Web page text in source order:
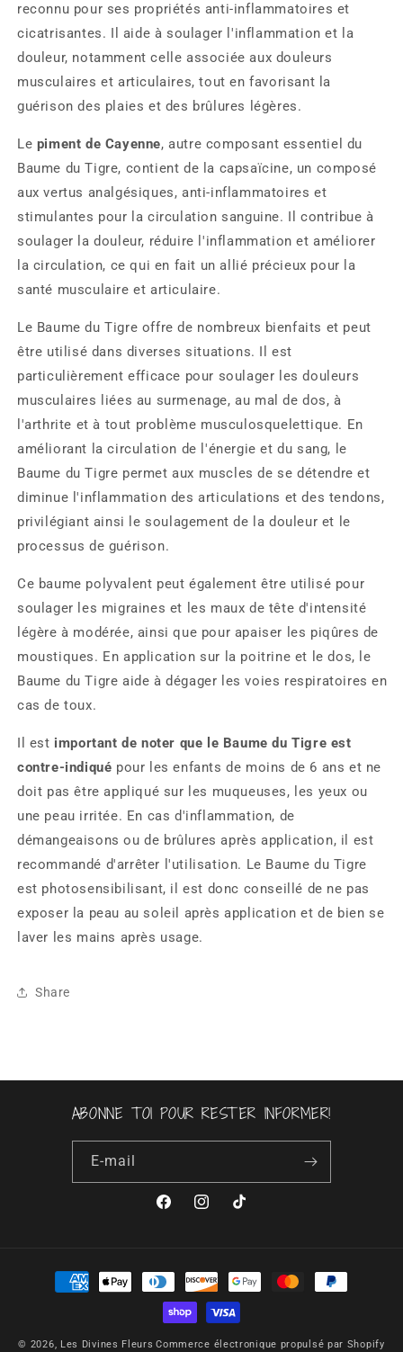
reconnu pour ses propriétés anti-inflammatoires et
cicatrisantes. Il aide à soulager l'inflammation et la
douleur, notamment celle associée aux douleurs
musculaires et articulaires, tout en favorisant la
guérison des plaies et des brûlures légères.
Le piment de Cayenne, autre composant essentiel du
Baume du Tigre, contient de la capsaïcine, un composé
aux vertus analgésiques, anti-inflammatoires et
stimulantes pour la circulation sanguine. Il contribue à
soulager la douleur, réduire l'inflammation et améliorer
la circulation, ce qui en fait un allié précieux pour la
santé musculaire et articulaire.
Le Baume du Tigre offre de nombreux bienfaits et peut
être utilisé dans diverses situations. Il est
particulièrement efficace pour soulager les douleurs
musculaires liées au surmenage, au mal de dos, à
l'arthrite et à tout problème musculosquelettique. En
améliorant la circulation de l'énergie et du sang, le
Baume du Tigre permet aux muscles de se détendre et
diminue l'inflammation des articulations et des tendons,
privilégiant ainsi le soulagement de la douleur et le
processus de guérison.
Ce baume polyvalent peut également être utilisé pour
soulager les migraines et les maux de tête d'intensité
légère à modérée, ainsi que pour apaiser les piqûres de
moustiques. En application sur la poitrine et le dos, le
Baume du Tigre aide à dégager les voies respiratoires en
cas de toux.
Il est important de noter que le Baume du Tigre est
contre-indiqué pour les enfants de moins de 6 ans et ne
doit pas être appliqué sur les muqueuses, les yeux ou
une peau irritée. En cas d'inflammation, de
démangeaisons ou de brûlures après application, il est
recommandé d'arrêter l'utilisation. Le Baume du Tigre
est photosensibilisant, il est donc conseillé de ne pas
exposer la peau au soleil après application et de bien se
laver les mains après usage.
Share
ABONNE TOI POUR RESTER INFORMER!
E-mail
FacebookInstagramTikTok
Moyens
© 2026, Les Divines Fleurs Commerce électronique propulsé par Shopify